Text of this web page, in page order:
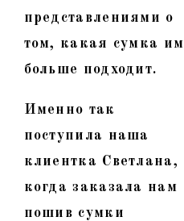
представлениями о
том, какая сумка им
больше подходит.
Именно так
поступила наша
клиентка Светлана,
когда заказала нам
пошив сумки